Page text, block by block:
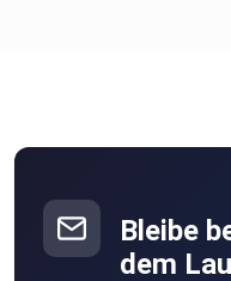
Bleibe
dem